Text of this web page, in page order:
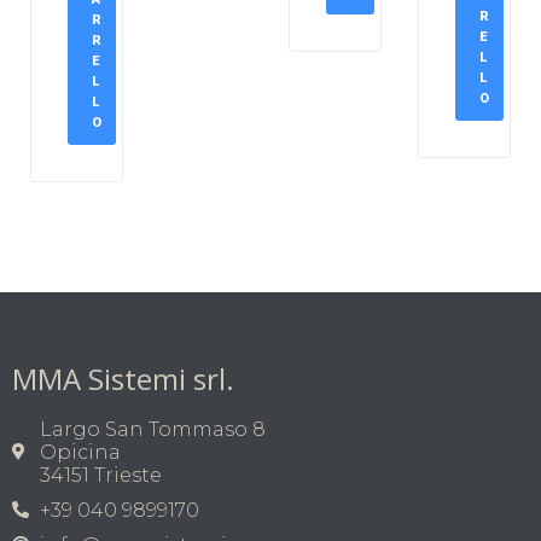
R
R
E
L
L
O
R
E
L
L
O
MMA Sistemi srl.
Largo San Tommaso 8
Opicina
34151 Trieste
+39 040 9899170